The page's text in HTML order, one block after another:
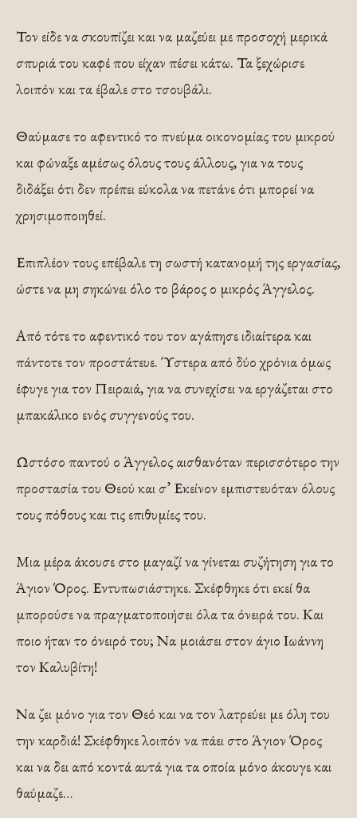
Τον είδε να σκουπίζει και να μαζεύει με προσοχή μερικά
σπυριά του καφέ που είχαν πέσει κάτω. Τα ξεχώρισε
λοιπόν και τα έβαλε στο τσουβάλι.
Θαύμασε το αφεντικό το πνεύμα οικονομίας του μικρού
και φώναξε αμέσως όλους τους άλλους, για να τους
διδάξει ότι δεν πρέπει εύκολα να πετάνε ότι μπορεί να
χρησιμοποιηθεί.
Επιπλέον τους επέβαλε τη σωστή κατανομή της εργασίας,
ώστε να μη σηκώνει όλο το βάρος ο μικρός Άγγελος.
Από τότε το αφεντικό του τον αγάπησε ιδιαίτερα και
πάντοτε τον προστάτευε. Ύστερα από δύο χρόνια όμως
έφυγε για τον Πειραιά, για να συνεχίσει να εργάζεται στο
μπακάλικο ενός συγγενούς του.
Ωστόσο παντού ο Άγγελος αισθανόταν περισσότερο την
προστασία του Θεού και σ’ Εκείνον εμπιστευόταν όλους
τους πόθους και τις επιθυμίες του.
Μια μέρα άκουσε στο μαγαζί να γίνεται συζήτηση για το
Άγιον Όρος. Εντυπωσιάστηκε. Σκέφθηκε ότι εκεί θα
μπορούσε να πραγματοποιήσει όλα τα όνειρά του. Και
ποιο ήταν το όνειρό του; Να μοιάσει στον άγιο Ιωάννη
τον Καλυβίτη!
Να ζει μόνο για τον Θεό και να τον λατρεύει με όλη του
την καρδιά! Σκέφθηκε λοιπόν να πάει στο Άγιον Όρος
και να δει από κοντά αυτά για τα οποία μόνο άκουγε και
θαύμαζε…